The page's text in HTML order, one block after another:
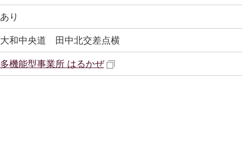
あり
大和中央道 田中北交差点横
多機能型事業所 はるかぜ